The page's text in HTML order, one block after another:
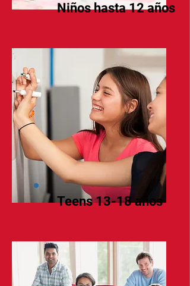
Niños hasta 12 años
Teens 13-18 años